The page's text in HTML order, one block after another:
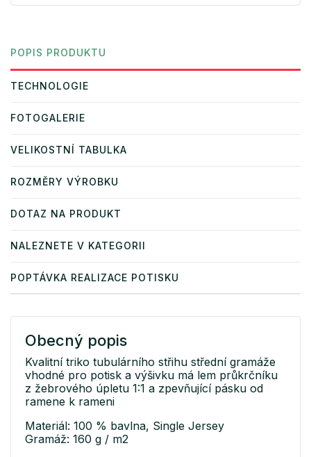
POPIS PRODUKTU
TECHNOLOGIE
FOTOGALERIE
VELIKOSTNÍ TABULKA
ROZMĚRY VÝROBKU
DOTAZ NA PRODUKT
NALEZNETE V KATEGORII
POPTÁVKA REALIZACE POTISKU
Obecný popis
Kvalitní triko tubulárního střihu střední gramáže
vhodné pro potisk a výšivku má lem průkrčníku
z žebrového úpletu 1:1 a zpevňující pásku od
ramene k rameni
Materiál: 100 % bavlna, Single Jersey
Gramáž: 160 g / m2